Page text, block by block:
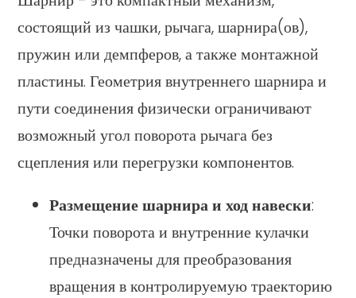
состоящий из чашки, рычага, шарнира(ов),
пружин или демпферов, а также монтажной
пластины. Геометрия внутреннего шарнира и
пути соединения физически ограничивают
возможный угол поворота рычага без
сцепления или перегрузки компонентов.
Размещение шарнира и ход навески:
Точки поворота и внутренние кулачки
предназначены для преобразования
вращения в контролируемую траекторию